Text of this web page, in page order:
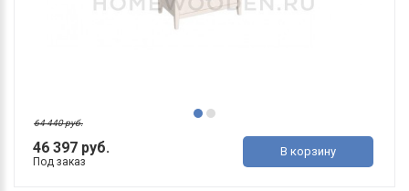
46 397 руб.
64 440 руб.
Под заказ
В корзину